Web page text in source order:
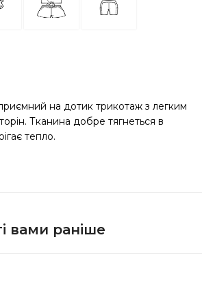
на дотик трикотаж з легким
Тканина добре тягнеться в
тепло.
вами раніше